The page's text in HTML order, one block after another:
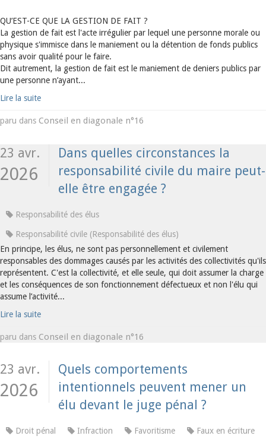
QU’EST-CE QUE LA GESTION DE FAIT ?
La gestion de fait est l'acte irrégulier par lequel une personne morale ou
physique s'immisce dans le maniement ou la détention de fonds publics
sans avoir qualité pour le faire.
Dit autrement, la gestion de fait est le maniement de deniers publics par
une personne n’ayant...
Lire la suite
paru dans Conseil en diagonale n°16
23 avr.
2026
Dans quelles circonstances la
responsabilité civile du maire peut-
elle être engagée ?
Responsabilité des élus
Responsabilité civile (Responsabilité des élus)
En principe, les élus, ne sont pas personnellement et civilement
responsables des dommages causés par les activités des collectivités qu'ils
représentent. C'est la collectivité, et elle seule, qui doit assumer la charge
et les conséquences de son fonctionnement défectueux et non l'élu qui
assume l’activité...
Lire la suite
paru dans Conseil en diagonale n°16
23 avr.
2026
Quels comportements
intentionnels peuvent mener un
élu devant le juge pénal ?
Droit pénal Infraction Favoritisme Faux en écriture